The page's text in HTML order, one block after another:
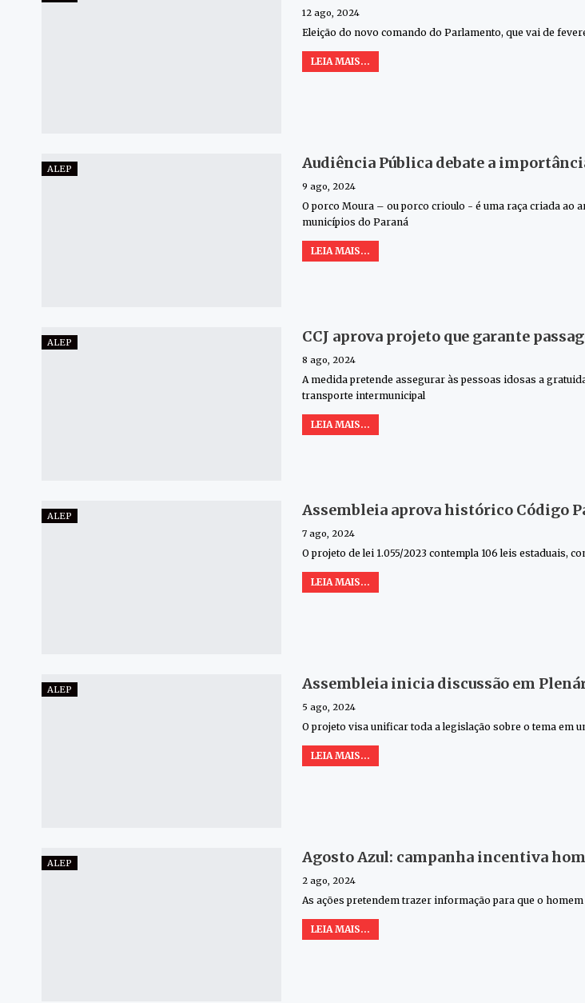
12 ago, 2024
Eleição do novo comando do Parlamento, que vai de
LEIA MAIS...
ALEP Audiência Pública debate a
9 ago, 2024
O porco Moura – ou porco crioulo - é uma raça criada ao
municípios do Paraná
LEIA MAIS...
ALEP CCJ aprova projeto que garante
8 ago, 2024
A medida pretende assegurar às pessoas idosas a
transporte intermunicipal
LEIA MAIS...
ALEP Assembleia aprova histórico Código
7 ago, 2024
O projeto de lei 1.055/2023 contempla 106 leis estaduais,
LEIA MAIS...
ALEP Assembleia inicia discussão em
5 ago, 2024
O projeto visa unificar toda a legislação sobre o tema em
LEIA MAIS...
ALEP Agosto Azul: campanha incentiva
2 ago, 2024
As ações pretendem trazer informação para que o
LEIA MAIS...